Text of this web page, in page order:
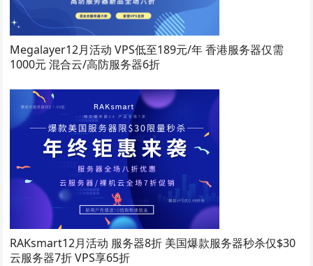
Megalayer12月活动 VPS低至189元/年 香港服务器仅需
1000元 混合云/高防服务器6折
RAKsmart12月活动 服务器8折 美国爆款服务器秒杀仅$30
云服务器7折 VPS享65折